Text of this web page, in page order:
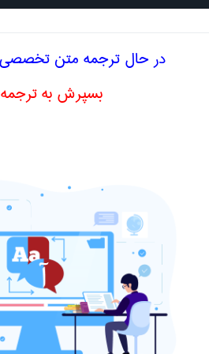
معادل انگلیسی حقوق تجارت
حقوق
حقوق تجارت بین الملل
در حال ترجمه متن
بسپرش به ترجمه